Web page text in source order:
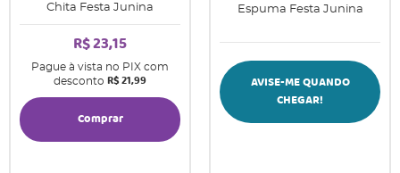
Chita Festa Junina
R$ 23,15
Pague à vista no PIX com
desconto R$ 21,99
Comprar
Espuma Festa Junina
AVISE-ME QUANDO
CHEGAR!